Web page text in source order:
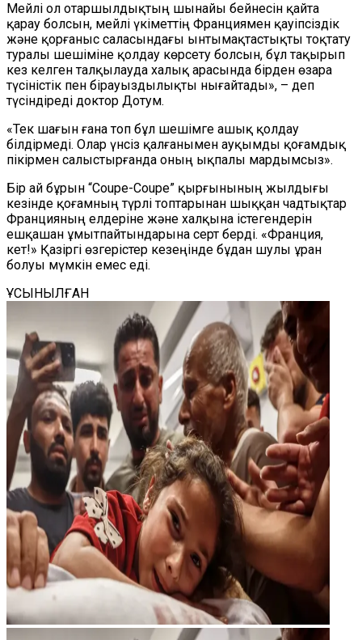
Мейлі ол отаршылдықтың шынайы бейнесін қайта
қарау болсын, мейлі үкіметтің Франциямен қауіпсіздік
және қорғаныс саласындағы ынтымақтастықты тоқтату
туралы шешіміне қолдау көрсету болсын, бұл тақырып
кез келген талқылауда халық арасында бірден өзара
түсіністік пен бірауыздылықты нығайтады», – деп
түсіндіреді доктор Дотум.
«Тек шағын ғана топ бұл шешімге ашық қолдау
білдірмеді. Олар үнсіз қалғанымен ауқымды қоғамдық
пікірмен салыстырғанда оның ықпалы мардымсыз».
Бір ай бұрын “Coupe-Coupe” қырғынының жылдығы
кезінде қоғамның түрлі топтарынан шыққан чадтықтар
Францияның елдеріне және халқына істегендерін
ешқашан ұмытпайтындарына серт берді. «Франция,
кет!» Қазіргі өзгерістер кезеңінде бұдан шулы ұран
болуы мүмкін емес еді.
ҰСЫНЫЛҒАН